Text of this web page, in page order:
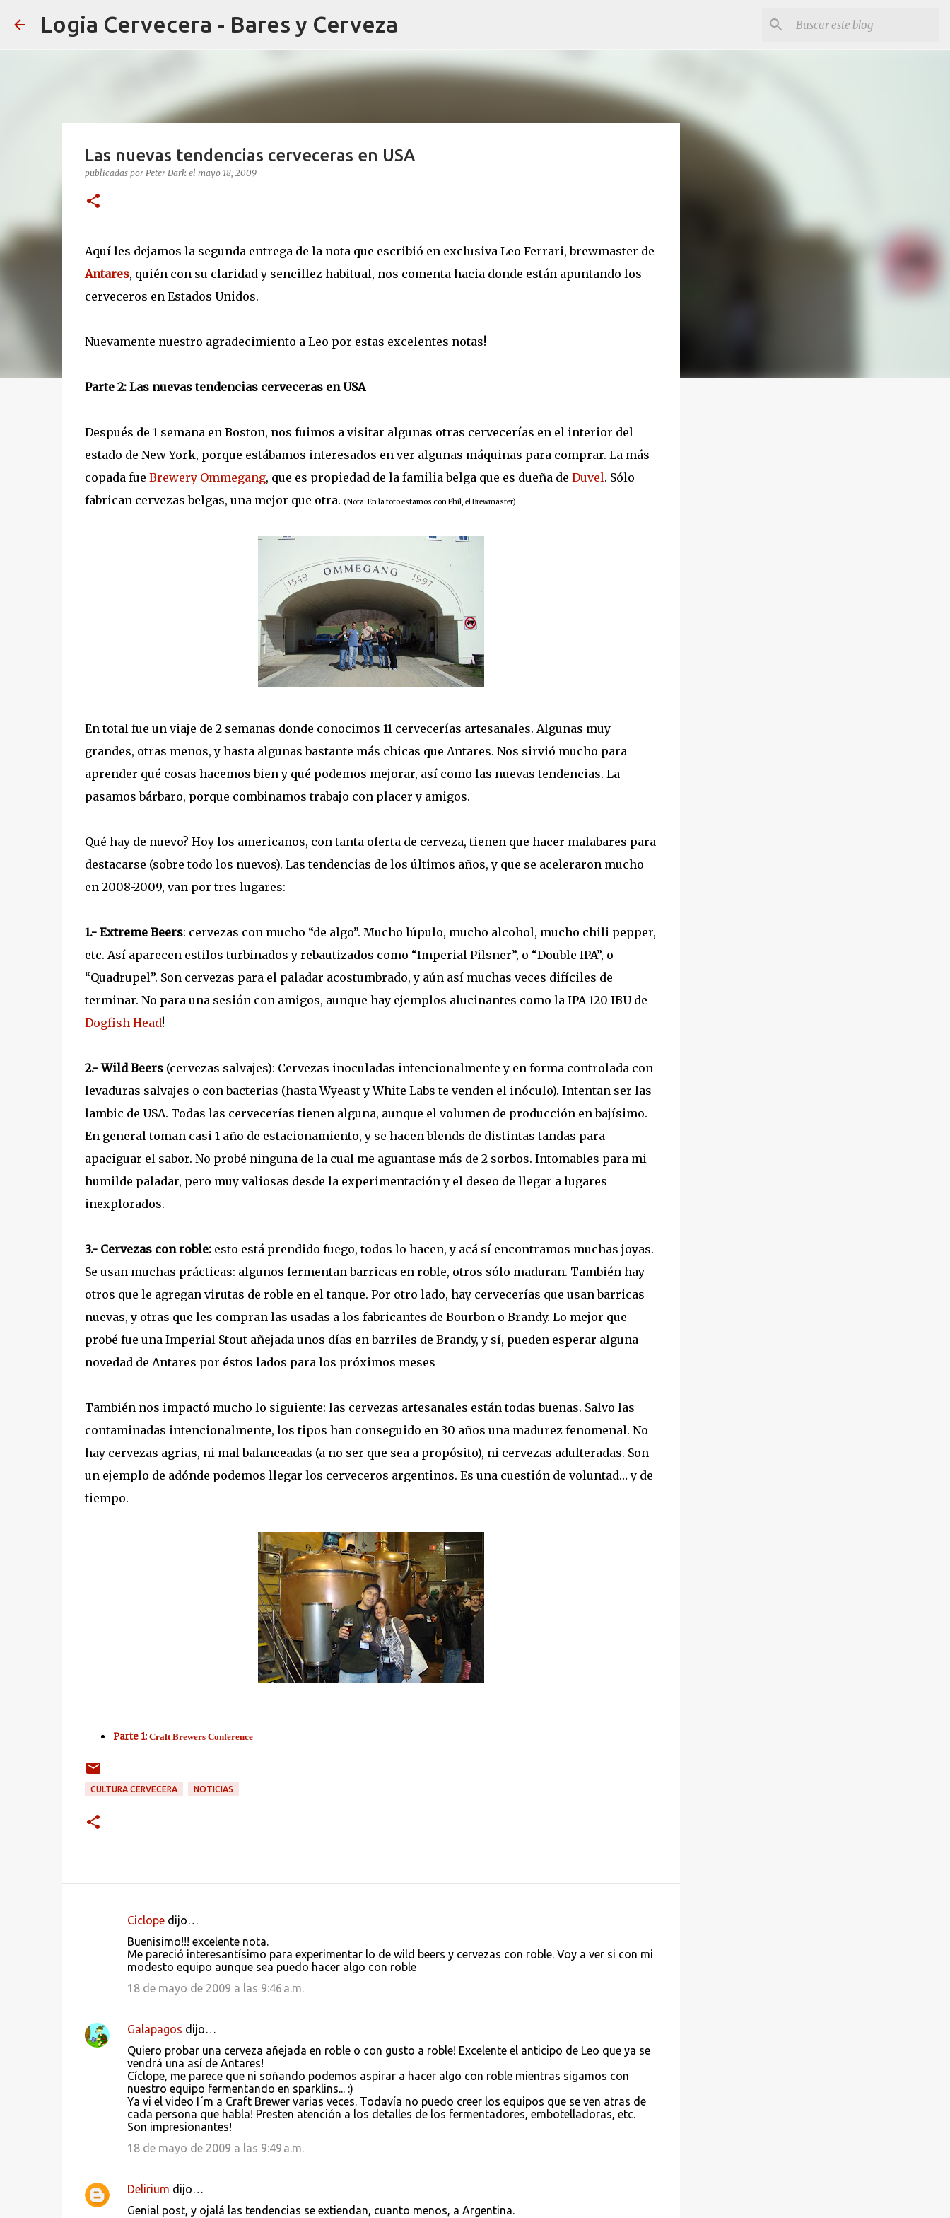
Logia Cervecera - Bares y Cerveza
Las nuevas tendencias cerveceras en USA
publicadas por Peter Dark el mayo 18, 2009
Aquí les dejamos la segunda entrega de la nota que escribió en exclusiva Leo Ferrari, brewmaster de
Antares, quién con su claridad y sencillez habitual, nos comenta hacia donde están apuntando los
cerveceros en Estados Unidos.
Nuevamente nuestro agradecimiento a Leo por estas excelentes notas!
Parte 2: Las nuevas tendencias cerveceras en USA
Después de 1 semana en Boston, nos fuimos a visitar algunas otras cervecerías en el interior del
estado de New York, porque estábamos interesados en ver algunas máquinas para comprar. La más
copada fue Brewery Ommegang, que es propiedad de la familia belga que es dueña de Duvel. Sólo
fabrican cervezas belgas, una mejor que otra. (Nota: En la foto estamos con Phil, el Brewmaster).
En total fue un viaje de 2 semanas donde conocimos 11 cervecerías artesanales. Algunas muy
grandes, otras menos, y hasta algunas bastante más chicas que Antares. Nos sirvió mucho para
aprender qué cosas hacemos bien y qué podemos mejorar, así como las nuevas tendencias. La
pasamos bárbaro, porque combinamos trabajo con placer y amigos.
Qué hay de nuevo? Hoy los americanos, con tanta oferta de cerveza, tienen que hacer malabares para
destacarse (sobre todo los nuevos). Las tendencias de los últimos años, y que se aceleraron mucho
en 2008-2009, van por tres lugares:
1.- Extreme Beers: cervezas con mucho “de algo”. Mucho lúpulo, mucho alcohol, mucho chili pepper,
etc. Así aparecen estilos turbinados y rebautizados como “Imperial Pilsner”, o “Double IPA”, o
“Quadrupel”. Son cervezas para el paladar acostumbrado, y aún así muchas veces difíciles de
terminar. No para una sesión con amigos, aunque hay ejemplos alucinantes como la IPA 120 IBU de
Dogfish Head!
2.- Wild Beers(cervezas salvajes): Cervezas inoculadas intencionalmente y en forma controlada con
levaduras salvajes o con bacterias (hasta Wyeast y White Labs te venden el inóculo). Intentan ser las
lambic de USA. Todas las cervecerías tienen alguna, aunque el volumen de producción en bajísimo.
En general toman casi 1 año de estacionamiento, y se hacen blends de distintas tandas para
apaciguar el sabor. No probé ninguna de la cual me aguantase más de 2 sorbos. Intomables para mi
humilde paladar, pero muy valiosas desde la experimentación y el deseo de llegar a lugares
inexplorados.
3.- Cervezas con roble:esto está prendido fuego, todos lo hacen, y acá sí encontramos muchas joyas.
Se usan muchas prácticas: algunos fermentan barricas en roble, otros sólo maduran. También hay
otros que le agregan virutas de roble en el tanque. Por otro lado, hay cervecerías que usan barricas
nuevas, y otras que les compran las usadas a los fabricantes de Bourbon o Brandy. Lo mejor que
probé fue una Imperial Stout añejada unos días en barriles de Brandy, y sí, pueden esperar alguna
novedad de Antares por éstos lados para los próximos meses
También nos impactó mucho lo siguiente: las cervezas artesanales están todas buenas. Salvo las
contaminadas intencionalmente, los tipos han conseguido en 30 años una madurez fenomenal. No
hay cervezas agrias, ni mal balanceadas (a no ser que sea a propósito), ni cervezas adulteradas. Son
un ejemplo de adónde podemos llegar los cerveceros argentinos. Es una cuestión de voluntad… y de
tiempo.
Parte 1: Craft Brewers Conference
CULTURA CERVECERA NOTICIAS
t
a
Ciclopedijo…
Buenisimo!!! excelente nota.
Me pareció interesantísimo para experimentar lo de wild beers y cervezas con roble. Voy a ver si con mi
modesto equipo aunque sea puedo hacer algo con roble
18 de mayo de 2009 a las 9:46 a.m.
Galapagos dijo…
Quiero probar una cerveza añejada en roble o con gusto a roble! Excelente el anticipo de Leo que ya se
vendrá una así de Antares!
Cíclope, me parece que ni soñando podemos aspirar a hacer algo con roble mientras sigamos con
nuestro equipo fermentando en sparklins... :)
Ya vi el video I´m a Craft Brewer varias veces. Todavía no puedo creer los equipos que se ven atras de
cada persona que habla! Presten atención a los detalles de los fermentadores, embotelladoras, etc.
Son impresionantes!
18 de mayo de 2009 a las 9:49 a.m.
Delirium dijo…
Genial post, y ojalá las tendencias se extiendan, cuanto menos, a Argentina.